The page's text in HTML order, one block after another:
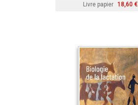
Livre papier 18,60 €